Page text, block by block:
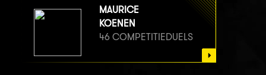
MAURICE
KOENEN
46 COMPETITIEDUELS